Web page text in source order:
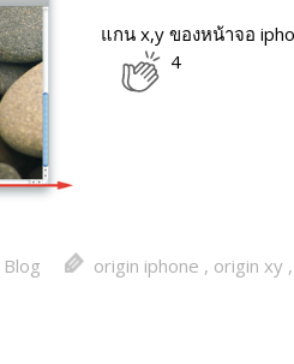
แกน x,y ของหน้าจอ
4
Blog origin iphone , origin xy,